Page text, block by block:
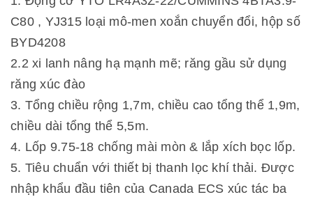
C80 , YJ315 loại mô-men xoắn chuyển đổi, hộp số
BYD4208
2.2 xi lanh nâng hạ mạnh mẽ; răng gầu sử dụng
răng xúc đào
3. Tổng chiều rộng 1,7m, chiều cao tổng thể 1,9m,
chiều dài tổng thể 5,5m.
4. Lốp 9.75-18 chống mài mòn & lắp xích bọc lốp.
5. Tiêu chuẩn với thiết bị thanh lọc khí thải. Được
nhập khẩu đầu tiên của Canada ECS xúc tác ba